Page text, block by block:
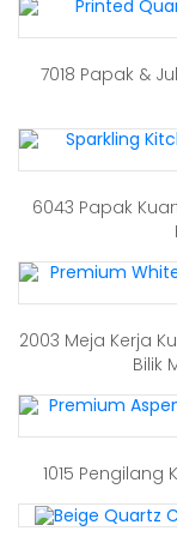
7018 Papak &
6043 Papak
2003 Meja Kerja
Bilik
1015 Pengilang